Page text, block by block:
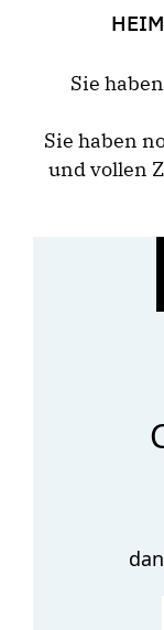
Sie
Sie haben
und vollen